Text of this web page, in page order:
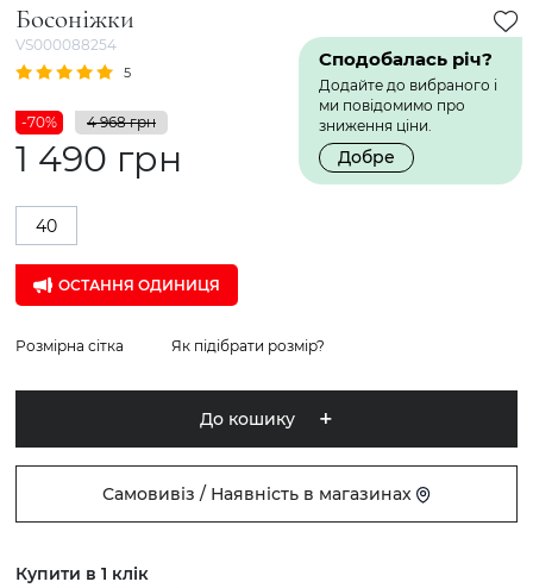
Босоніжки
VS000088254
Сподобалась річ?
Додайте до вибраного і
ми повідомимо про
зниження ціни.
Добре
5
-70% 4 968 грн
1 490 грн
40
ОСТАННЯ ОДИНИЦЯ
Розмірна сітка Як підібрати розмір?
До кошику
Самовивіз / Наявність в магазинах
Купити в 1 клік